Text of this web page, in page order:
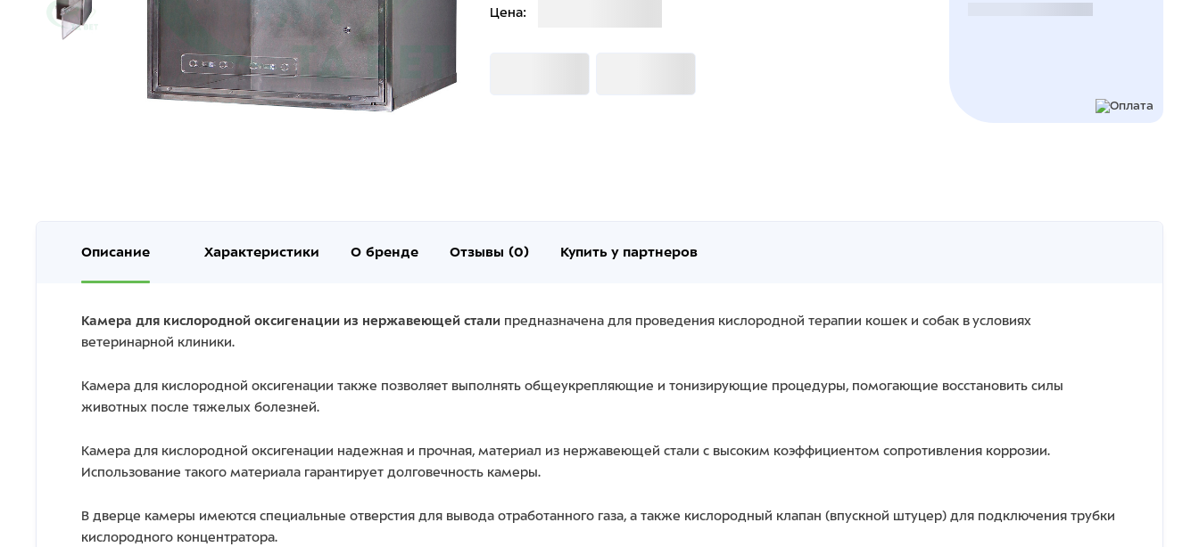
Цена:
Описание Характеристики О бренде Отзывы (0) Купить у партнеров
Камера для кислородной оксигенации из нержавеющей стали предназначена для проведения кислородной терапии кошек и собак в условиях
ветеринарной клиники.
Камера для кислородной оксигенации также позволяет выполнять общеукрепляющие и тонизирующие процедуры, помогающие восстановить силы
животных после тяжелых болезней.
Камера для кислородной оксигенации надежная и прочная, материал из нержавеющей стали с высоким коэффициентом сопротивления коррозии.
Использование такого материала гарантирует долговечность камеры.
В дверце камеры имеются специальные отверстия для вывода отработанного газа, а также кислородный клапан (впускной штуцер) для подключения трубки
кислородного концентратора.